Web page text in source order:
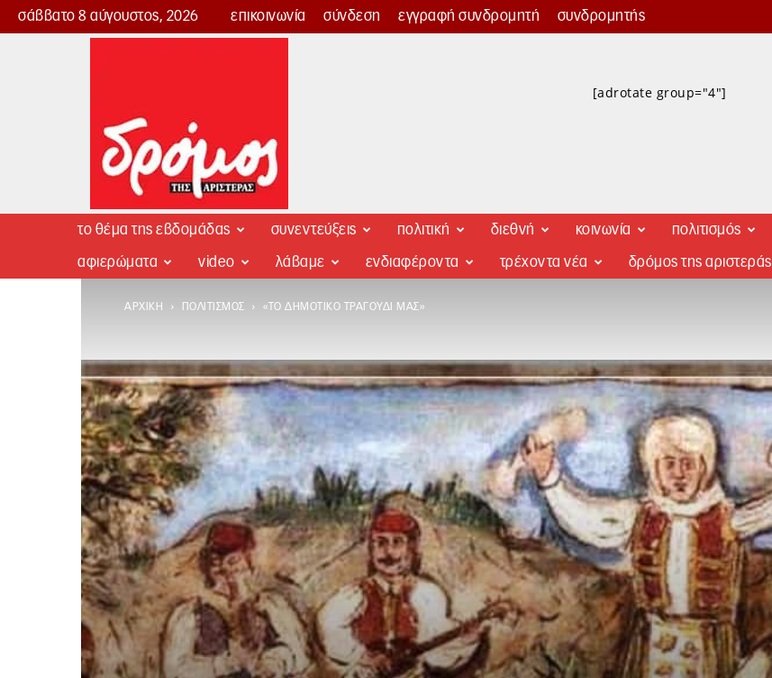
σάββατο 8 αύγουστος, 2026 επικοινωνία σύνδεση εγγραφή συνδρομητή συνδρομητής
Δρόμος
[adrotate group="4"]
το θέμα της εβδομάδας συνεντεύξεις πολιτική διεθνή κοινωνία πολιτισμός
αφιερώματα video λάβαμε ενδιαφέροντα τρέχοντα νέα δρόμος της αριστεράς
ΑΡΧΙΚΉ ΠΟΛΙΤΙΣΜΌΣ «ΤΟ ΔΗΜΟΤΙΚΌ ΤΡΑΓΟΎΔΙ ΜΑΣ»